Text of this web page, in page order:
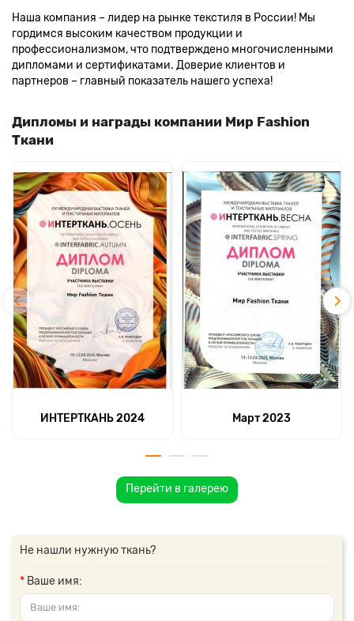
Наша компания – лидер на рынке текстиля в России! Мы
гордимся высоким качеством продукции и
профессионализмом, что подтверждено многочисленными
дипломами и сертификатами. Доверие клиентов и
партнеров – главный показатель нашего успеха!
Дипломы и награды компании Мир Fashion
Ткани
ИНТЕРТКАНЬ 2024 Март 2023
Перейти в галерею
Не нашли нужную ткань?
Ваше имя: